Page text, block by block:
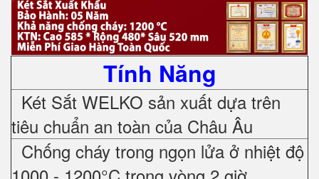
Tính Năng
Két Sắt WELKO sản xuất dựa trên
tiêu chuẩn an toàn của Châu Âu
Chống cháy trong ngọn lửa ở nhiệt độ